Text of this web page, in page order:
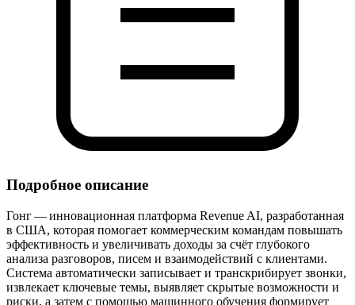
Подробное описание
Гонг — инновационная платформа Revenue AI, разработанная
в США, которая помогает коммерческим командам повышать
эффективность и увеличивать доходы за счёт глубокого
анализа разговоров, писем и взаимодействий с клиентами.
Система автоматически записывает и транскрибирует звонки,
извлекает ключевые темы, выявляет скрытые возможности и
риски, а затем с помощью машинного обучения формирует